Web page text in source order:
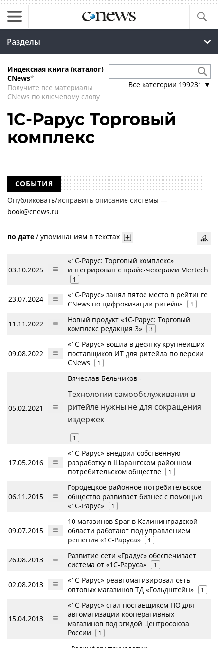
Разделы
Индексная книга (каталог)
CNews*
Получите все материалы
CNews по ключевому слову
Все категории 199231 ▼
1С-Рарус Торговый
комплекс
СОБЫТИЯ
Опубликовать/исправить описание системы —
book@cnews.ru
по дате / упоминаниям в текстах
03.10.2025
«1С-Рарус: Торговый комплекс»
интегрирован с прайс-чекерами Mertech
1
23.07.2024
«1С-Рарус» занял пятое место в рейтинге
CNews по цифровизации ритейла
1
11.11.2022
Новый продукт «1С-Рарус: Торговый
комплекс редакция 3»
3
09.08.2022
«1С-Рарус» вошла в десятку крупнейших
поставщиков ИТ для ритейла по версии
CNews
1
05.02.2021
Вячеслав Бельчиков -
Технологии самообслуживания в
ритейле нужны не для сокращения
издержек
1
17.05.2016
«1С-Рарус» внедрил собственную
разработку в Шарангском районном
потребительском обществе
1
06.11.2015
Городецкое районное потребительское
общество развивает бизнес с помощью
«1С-Рарус»
1
09.07.2015
10 магазинов Spar в Калининградской
области работают под управлением
решения «1С-Раруса»
1
26.08.2013
Развитие сети «Градус» обеспечивает
система от «1С-Раруса»
1
02.08.2013
«1С-Рарус» реавтоматизировал сеть
оптовых магазинов ТД «Гольдштейн»
1
15.04.2013
«1С-Рарус» стал поставщиком ПО для
автоматизации кооперативных
магазинов под эгидой Центросоюза
России
1